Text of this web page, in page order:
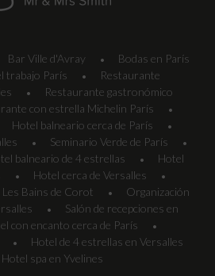
Bar Ville d'Avray • Bodas en París
trabajo París •
Restaurante
•
Restaurante gastronómico
con estrella Michelin París •
Hotel balneario cerca de París •
• Seminario Verde de París •
balneario de 4 estrellas •
Hotel
• Hotel cerca de Versalles •
Bains de Corot •
Organización
•
Salón de recepciones en
con encanto cerca de París •
• Hotel de 4 estrellas en Versalles
Hotel spa en Yvelines